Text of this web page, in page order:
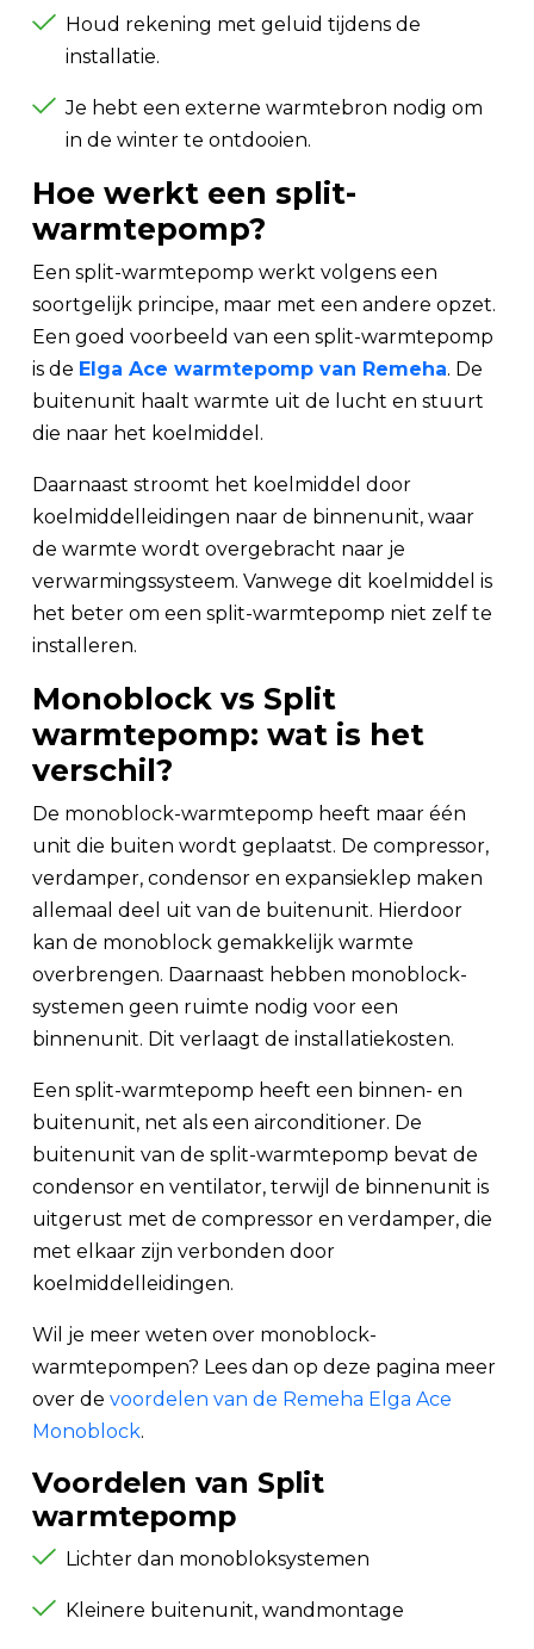
Houd rekening met geluid tijdens de
installatie.
Je hebt een externe warmtebron nodig om
in de winter te ontdooien.
Hoe werkt een split-
warmtepomp?
Een split-warmtepomp werkt volgens een
soortgelijk principe, maar met een andere opzet.
Een goed voorbeeld van een split-warmtepomp
is de Elga Ace warmtepomp van Remeha. De
buitenunit haalt warmte uit de lucht en stuurt
die naar het koelmiddel.
Daarnaast stroomt het koelmiddel door
koelmiddelleidingen naar de binnenunit, waar
de warmte wordt overgebracht naar je
verwarmingssysteem. Vanwege dit koelmiddel is
het beter om een split-warmtepomp niet zelf te
installeren.
Monoblock vs Split
warmtepomp: wat is het
verschil?
De monoblock-warmtepomp heeft maar één
unit die buiten wordt geplaatst. De compressor,
verdamper, condensor en expansieklep maken
allemaal deel uit van de buitenunit. Hierdoor
kan de monoblock gemakkelijk warmte
overbrengen. Daarnaast hebben monoblock-
systemen geen ruimte nodig voor een
binnenunit. Dit verlaagt de installatiekosten.
Een split-warmtepomp heeft een binnen- en
buitenunit, net als een airconditioner. De
buitenunit van de split-warmtepomp bevat de
condensor en ventilator, terwijl de binnenunit is
uitgerust met de compressor en verdamper, die
met elkaar zijn verbonden door
koelmiddelleidingen.
Wil je meer weten over monoblock-
warmtepompen? Lees dan op deze pagina meer
over de voordelen van de Remeha Elga Ace
Monoblock.
Voordelen van Split
warmtepomp
Lichter dan monobloksystemen
Kleinere buitenunit, wandmontage